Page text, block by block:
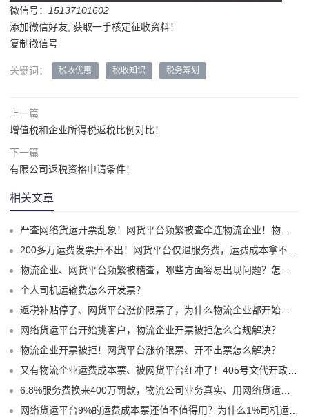
微信号：
15137101602
添加微信好友, 获取一手核定征收资料！
复制微信号
关键词： 税收优惠 税收知识 税务筹划
上一篇
增值税和企业所得税返税比例对比！
下一篇
有限公司返税资格申请条件！
相关文章
严查网络货运开票乱象！网货平台频繁被查牵连物流企业！物流企业该怎么合规拿到运费成本票？
200多万运费发票开不出！网货平台仅退服务费，运费成本拿不到怎么办？
物流企业、网货平台频繁被稽查，哪些方面容易出现问题？怎么实现合规经营？
个人司机运输费怎么开发票？
返税补贴停了、网货平台涨价限票了，为什么物流企业都开始选择1%司机运费成本票了？
网络货运平台开始挑客户，物流企业开票被拒怎么合规解决？
物流企业开票被拒！网货平台涨价限票、开不出票怎么解决？
又有物流企业运费成本票、被网货平台红冲了！405号文代开政策、试点平台合规破局！
6.8%服务费换来400万罚款，物流公司业务真实、用网络货运平台9%运费票就不会有问题嘛？
网络货运平台9%的运费成本票还值不值得用？为什么1%司机运费票更适合物流企业？